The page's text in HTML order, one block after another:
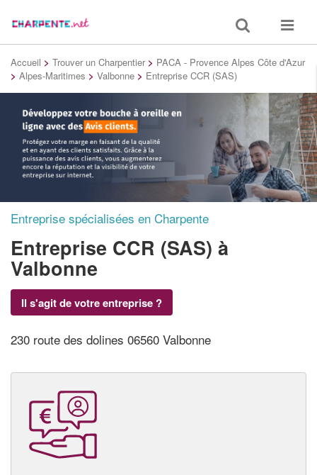
Toggle
search
Toggle
Accueil > Trouver un Charpentier > PACA - Provence Alpes Côte d'Azur
> Alpes-Maritimes > Valbonne > Entreprise CCR (SAS)
Entreprise spécialisées en Charpente
Entreprise CCR (SAS) à
Valbonne
Il s'agit de votre entreprise ?
230 route des dolines 06560 Valbonne